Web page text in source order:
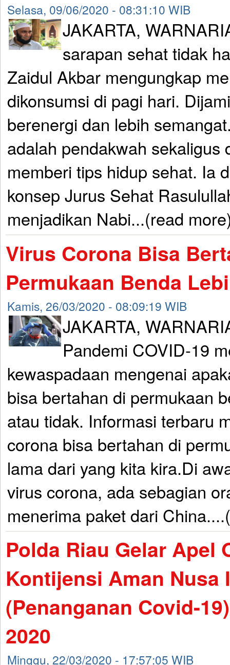
Selasa, 09/06/2020 - 08:31:10 WIB
JAKARTA,
sarapan sehat tidak
Zaidul Akbar mengungkap
dikonsumsi di pagi hari.
berenergi dan lebih
adalah pendakwah sekaligus
memberi tips hidup sehat. Ia
konsep Jurus Sehat
menjadikan Nabi...(read
Virus Corona Bisa
Permukaan Benda
Kamis, 26/03/2020 - 08:09:19 WIB
JAKARTA,
Pandemi COVID-19
kewaspadaan mengenai
bisa bertahan di permukaan
atau tidak. Informasi terbaru
corona bisa bertahan di
lama dari yang kita kira.Di
virus corona, ada sebagian
menerima paket dari
Polda Riau Gelar Apel
Kontijensi Aman Nusa
(Penanganan Covid-
2020
Minggu, 22/03/2020 - 17:57:05 WIB